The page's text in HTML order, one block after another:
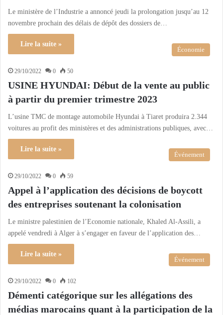
Le ministère de l’Industrie a annoncé jeudi la prolongation jusqu’au 12
novembre prochain des délais de dépôt des dossiers de…
Lire la suite »
Économie
29/10/2022 0 50
USINE HYUNDAI: Début de la vente au public
à partir du premier trimestre 2023
L’usine TMC de montage automobile Hyundai à Tiaret produira 2.344
voitures au profit des ministères et des administrations publiques, avec…
Lire la suite »
Événement
29/10/2022 0 59
Appel à l’application des décisions de boycott
des entreprises soutenant la colonisation
Le ministre palestinien de l’Economie nationale, Khaled Al-Assili, a
appelé vendredi à Alger à s’engager en faveur de l’application des…
Lire la suite »
Événement
29/10/2022 0 102
Démenti catégorique sur les allégations des
médias marocains quant à la participation de la